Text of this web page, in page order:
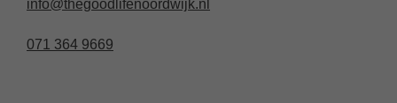
info@thegoodlifenoordwijk.nl
071 364 9669